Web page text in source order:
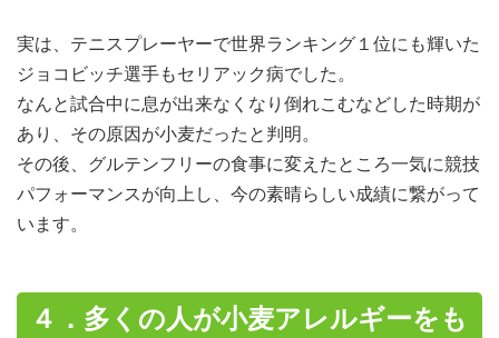
実は、テニスプレーヤーで世界ランキング１位にも輝いた
ジョコビッチ選手もセリアック病でした。
なんと試合中に息が出来なくなり倒れこむなどした時期が
あり、その原因が小麦だったと判明。
その後、グルテンフリーの食事に変えたところ一気に競技
パフォーマンスが向上し、今の素晴らしい成績に繋がって
います。
４．多くの人が小麦アレルギーをも